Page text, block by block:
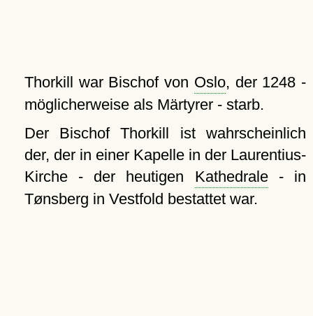
Thorkill war Bischof von Oslo, der 1248 -
möglicherweise als Märtyrer - starb.
Der Bischof Thorkill ist wahrscheinlich
der, der in einer Kapelle in der Laurentius-
Kirche - der heutigen Kathedrale- in
Tønsberg in Vestfold bestattet war.